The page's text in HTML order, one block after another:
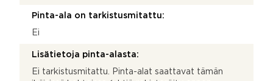
Pinta-ala on tarkistusmitattu:
Ei
Lisätietoja pinta-alasta:
Ei tarkistusmitattu. Pinta-alat saattavat tämän